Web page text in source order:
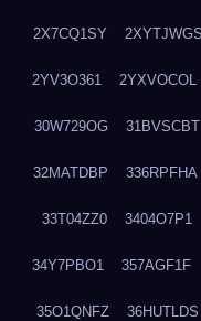
2X7CQ1SY 2XYTJWGS
2YV3O361 2YXVOCOL
30W729OG 31BVSCBT
32MATDBP 336RPFHA
33T04ZZ0 3404O7P1
34Y7PBO1 357AGF1F
35O1QNFZ 36HUTLDS